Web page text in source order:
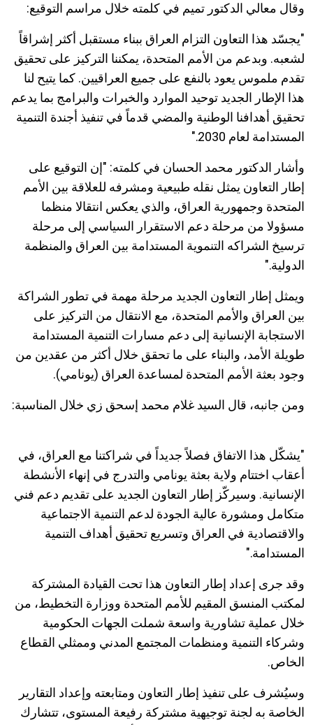
وقال معالي الدكتور تميم في كلمته خلال مراسم التوقيع:
"يجسّد هذا التعاون التزام العراق ببناء مستقبل أكثر إشراقاً
لشعبه. وبدعم من الأمم المتحدة، يمكننا التركيز على تحقيق
تقدم ملموس يعود بالنفع على جميع العراقيين. كما يتيح لنا
هذا الإطار الجديد توحيد الموارد والخبرات والبرامج بما يدعم
تحقيق أهدافنا الوطنية والمضي قدماً في تنفيذ أجندة التنمية
المستدامة لعام 2030
."
وأشار الدكتور محمد الحسان في كلمته: "إن التوقيع على
إطار التعاون يمثل نقله طبيعية ومشرفه للعلاقة بين الأمم
المتحدة وجمهورية العراق، والذي يعكس انتقالا منظما
مسؤولا من مرحلة دعم الاستقرار السياسي إلى مرحلة
ترسيخ الشراكه التنموية المستدامة بين العراق والمنظمة
الدولية."
ويمثل إطار التعاون الجديد مرحلة مهمة في تطور الشراكة
بين العراق والأمم المتحدة، مع الانتقال من التركيز على
الاستجابة الإنسانية إلى دعم مسارات التنمية المستدامة
طويلة الأمد، والبناء على ما تحقق خلال أكثر من عقدين من
وجود بعثة الأمم المتحدة لمساعدة العراق (يونامي).
ومن جانبه، قال السيد غلام محمد إسحق زي خلال المناسبة:
"يشكّل هذا الاتفاق فصلاً جديداً في شراكتنا مع العراق، في
أعقاب اختتام ولاية بعثة يونامي والتدرج في إنهاء الأنشطة
الإنسانية. وسيركّز إطار التعاون الجديد على تقديم دعم فني
متكامل ومشورة عالية الجودة لدعم التنمية الاجتماعية
والاقتصادية في العراق وتسريع تحقيق أهداف التنمية
المستدامة."
وقد جرى إعداد إطار التعاون هذا تحت القيادة المشتركة
لمكتب المنسق المقيم للأمم المتحدة ووزارة التخطيط، من
خلال عملية تشاورية واسعة شملت الجهات الحكومية
وشركاء التنمية ومنظمات المجتمع المدني وممثلي القطاع
الخاص.
وسيُشرف على تنفيذ إطار التعاون ومتابعته وإعداد التقارير
الخاصة به لجنة توجيهية مشتركة رفيعة المستوى، تتشارك